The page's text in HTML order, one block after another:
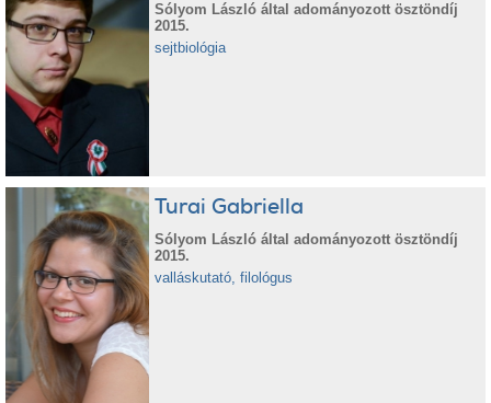
Sólyom László által adományozott ösztöndíj
2015.
sejtbiológia
Turai Gabriella
Sólyom László által adományozott ösztöndíj
2015.
valláskutató, filológus